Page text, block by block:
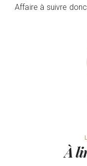
Affaire à suivre
À